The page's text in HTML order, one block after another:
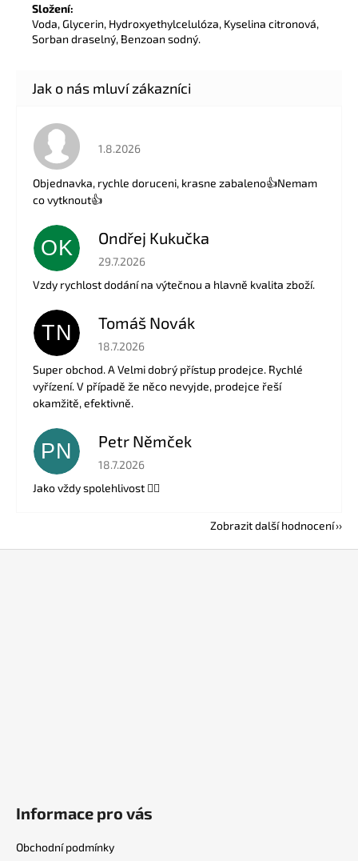
Složení:
Voda, Glycerin, Hydroxyethylcelulóza, Kyselina citronová,
Sorban draselný, Benzoan sodný.
Hodnocení obchodu je 5 z 5 hvězdiček.
1.8.2026
Objednavka, rychle doruceni, krasne zabaleno👍Nemam
co vytknout👍
OK Ondřej Kukučka
Hodnocení obchodu je 5 z 5 hvězdiček.
29.7.2026
Vzdy rychlost dodání na výtečnou a hlavně kvalita zboží.
TN Tomáš Novák
Hodnocení obchodu je 5 z 5 hvězdiček.
18.7.2026
Super obchod. A Velmi dobrý přístup prodejce. Rychlé
vyřízení. V případě že něco nevyjde, prodejce řeší
okamžitě, efektivně.
PN Petr Němček
Hodnocení obchodu je 5 z 5 hvězdiček.
18.7.2026
Jako vždy spolehlivost 👍🏻
Zobrazit další hodnocení
Informace pro vás
Obchodní podmínky